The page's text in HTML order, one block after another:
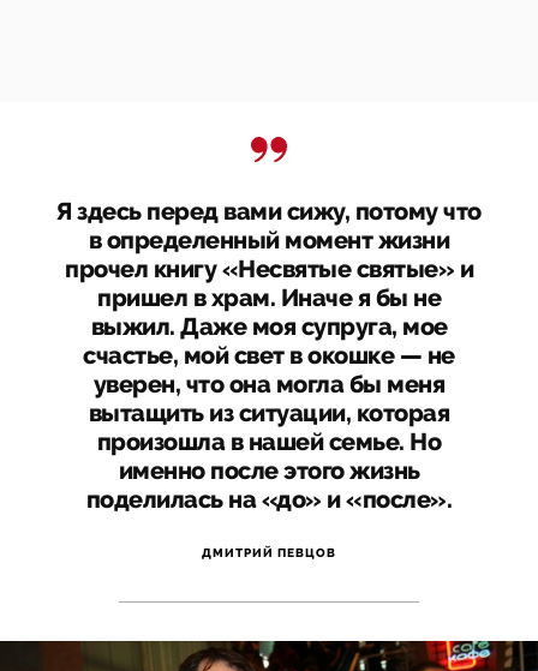
Я здесь перед вами сижу, потому что
в определенный момент жизни
прочел книгу «Несвятые святые» и
пришел в храм. Иначе я бы не
выжил. Даже моя супруга, мое
счастье, мой свет в окошке — не
уверен, что она могла бы меня
вытащить из ситуации, которая
произошла в нашей семье. Но
именно после этого жизнь
поделилась на «до» и «после».
ДМИТРИЙ ПЕВЦОВ